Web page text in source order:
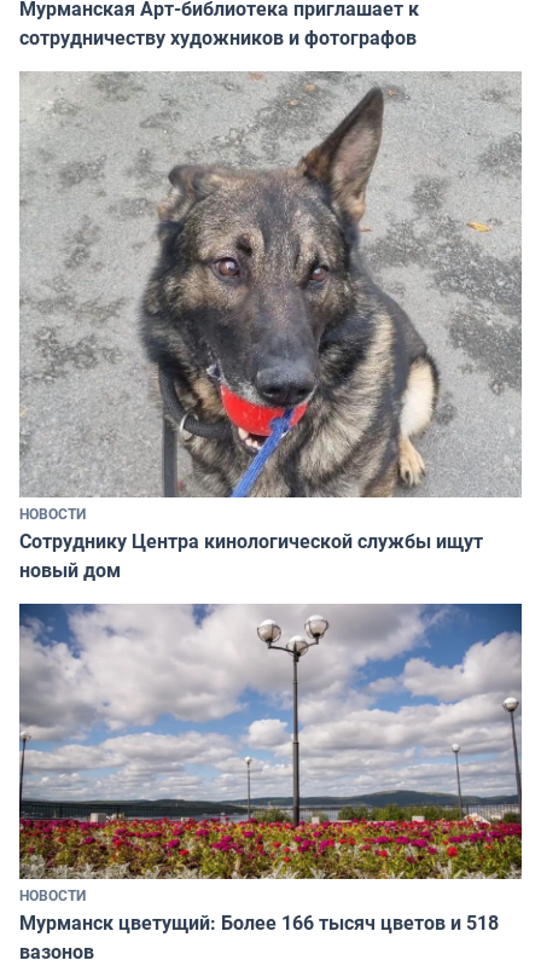
Мурманская Арт-библиотека приглашает к
сотрудничеству художников и фотографов
НОВОСТИ
Сотруднику Центра кинологической службы ищут
новый дом
НОВОСТИ
Мурманск цветущий: Более 166 тысяч цветов и 518
вазонов